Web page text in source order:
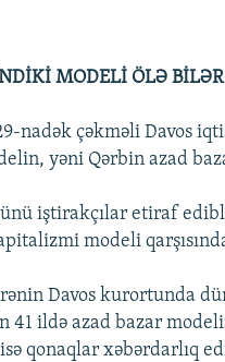
MODELİ ÖLƏ BİLƏR
nadək çəkməli Davos
yəni Qərbin azad
iştirakçılar etiraf
modeli
Davos kurortunda
41 ildə azad bazar
qonaqlar xəbərdarlıq